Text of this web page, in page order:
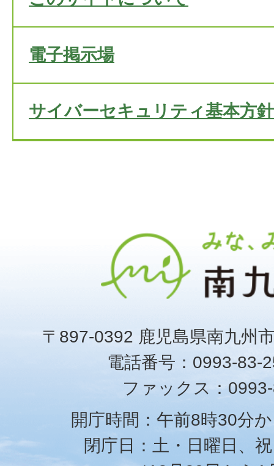
電子掲示場
サイバーセキュリティ基本方
〒897-0392 鹿児島県南九州
電話番号：0993-83-
ファックス：
開庁時間：午前8時30分
閉庁日：土・日曜日、